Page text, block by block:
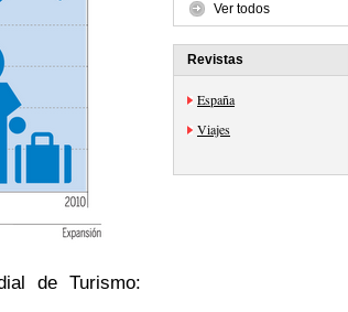
de Turismo:
Ver todos
Revistas
España
Viajes